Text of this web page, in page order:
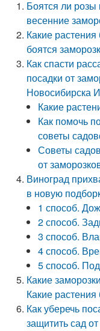
Боятся ли
весенние
Какие растения
боятся
Как спасти
посадки от
Новосибирска
Какие
Как помочь
советы
Советы
от
Виноград
в новую
1 способ.
2 способ.
3 способ.
4 способ.
5 способ.
Какие
Какие
Как уберечь
защитить сад